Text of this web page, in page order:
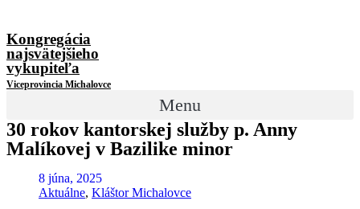
Kongregácia
najsvätejšieho
vykupiteľa
Viceprovincia Michalovce
Menu
30 rokov kantorskej služby p. Anny
Malíkovej v Bazilike minor
8 júna, 2025
Aktuálne, Kláštor Michalovce